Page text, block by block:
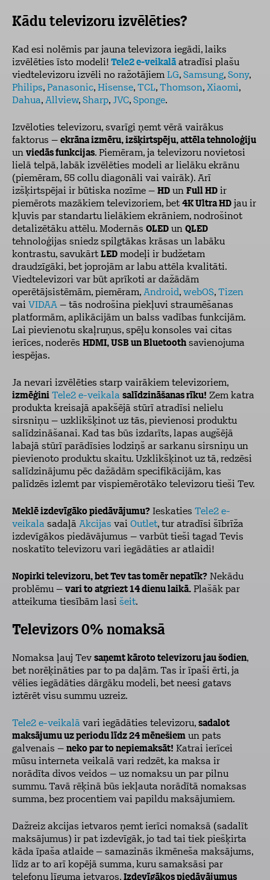
Kādu televizoru izvēlēties?
Kad esi nolēmis par jaunatelevizora iegādi, laiks
izvēlēties īsto modeli! Tele2 e-veikalāatradīsi plašu
viedtelevizoru izvēli no ražotājiem LG, Samsung, Sony,
Philips, Panasonic, Hisense, TCL, Thomson, Xiaomi,
Dahua, Allview, Sharp, JVC, Sponge.
Izvēloties televizoru, svarīgi ņemt vērā vairākus
faktorus – ekrāna izmēru, izšķirtspēju, attēla tehnoloģiju
un viedās funkcijas. Piemēram, ja televizoru novietosi
lielā telpā, labāk izvēlēties modeli ar lielāku ekrānu
(piemēram, 55 collu diagonāli vai vairāk). Arī
izšķirtspējai ir būtiska nozīme – HD un Full HD ir
piemērots mazākiem televizoriem, bet 4K Ultra HD jau ir
kļuvis par standartu lielākiem ekrāniem, nodrošinot
detalizētāku attēlu. Modernās OLED un QLED
tehnoloģijas sniedz spilgtākas krāsas un labāku
kontrastu, savukārt LED modeļi ir budžetam
draudzīgāki, bet joprojām ar labu attēla kvalitāti.
Viedtelevizori var būt aprīkoti ar dažādām
operētājsistēmām, piemēram, Android, webOS, Tizen
vai VIDAA – tās nodrošina piekļuvi straumēšanas
platformām, aplikācijām un balss vadības funkcijām.
Lai pievienotu skaļruņus, spēļu konsoles vai citas
ierīces, noderēs HDMI, USB un Bluetooth savienojuma
iespējas.
Ja nevari izvēlēties starp vairākiem televizoriem,
izmēģini Tele2 e-veikala salīdzināšanas rīku! Zem katra
produkta kreisajā apakšējā stūrī atradīsi nelielu
sirsniņu – uzklikšķinot uz tās, pievienosi produktu
salīdzināšanai. Kad tas būs izdarīts, lapas augšējā
labajā stūrī parādīsies lodziņš ar sarkanu sirsniņu un
pievienoto produktu skaitu. Uzklikšķinot uz tā, redzēsi
salīdzinājumu pēc dažādām specifikācijām, kas
palīdzēs izlemt par vispiemērotāko televizoru tieši Tev.
Meklē izdevīgāko piedāvājumu? Ieskaties Tele2 e-
veikala sadaļā Akcijas vai Outlet, tur atradīsi šībrīža
izdevīgākos piedāvājumus – varbūt tieši tagad Tevis
noskatīto televizoru vari iegādāties ar atlaidi!
Nopirki televizoru, bet Tev tas tomēr nepatīk? Nekādu
problēmu – vari to atgriezt 14 dienu laikā. Plašāk par
atteikuma tiesībām lasi šeit.
Televizors 0% nomaksā
Nomaksa ļauj Tev saņemt kāroto televizoru jau šodien,
bet norēķināties par to pa daļām. Tas ir īpaši ērti, ja
vēlies iegādāties dārgāku modeli, bet neesi gatavs
iztērēt visu summu uzreiz.
Tele2 e-veikalā vari iegādāties televizoru, sadalot
maksājumu uz periodu līdz 24 mēnešiem un pats
galvenais – neko par to nepiemaksāt! Katrai ierīcei
mūsu interneta veikalā vari redzēt, ka maksa ir
norādīta divos veidos – uz nomaksu un par pilnu
summu. Tavā rēķinā būs iekļauta norādītā nomaksas
summa, bez procentiem vai papildu maksājumiem.
Dažreiz akcijas ietvaros ņemt ierīci nomaksā (sadalīt
maksājumus) ir pat izdevīgāk, jo tad tai tiek piešķirta
kāda īpaša atlaide – samazinās ikmēneša maksājums,
līdz ar to arī kopējā summa, kuru samaksāsi par
telefonu līguma ietvaros. Izdevīgākos piedāvājumus